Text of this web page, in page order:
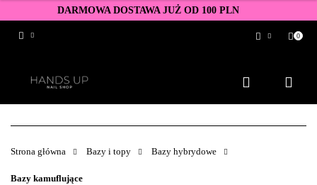
DARMOWA DOSTAWA JUŻ OD 100 PLN
Zarejestruj się
Dodaj zgłoszenie
Zgody cookies
0
Strona główna Bazy i topy Bazy hybrydowe
Bazy kamuflujące